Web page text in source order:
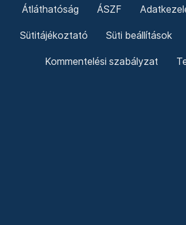
Átláthatóság ÁSZF
Sütitájékoztató Süti beállítások
Kommentelési szabályzat